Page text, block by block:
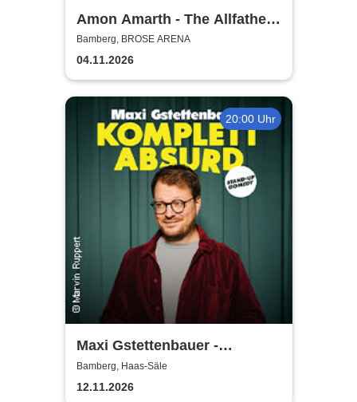
Amon Amarth - The Allfather
Awakens - Europe & UK 2026
Bamberg, BROSE ARENA
04.11.2026
20:00 Uhr
Maxi Gstettenbauer -
KOMPLETT ABSURD
Bamberg, Haas-Säle
12.11.2026